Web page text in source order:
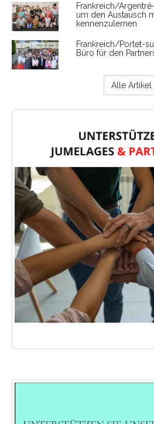
Frankreich/
um den Austausch
kennenzulernen
Frankreich/Portet-
Büro für den
Alle Artikel